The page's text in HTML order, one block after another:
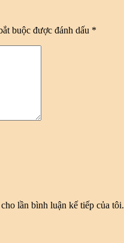
buộc được đánh dấu *
lần bình luận kế tiếp của tôi.